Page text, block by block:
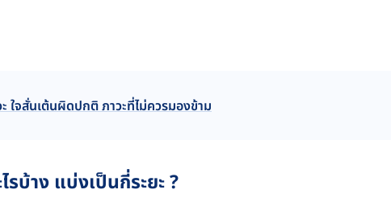
ใจสั่นเต้นผิดปกติ ภาวะที่ไม่ควรมองข้าม
รบ้าง แบ่งเป็นกี่ระยะ ?